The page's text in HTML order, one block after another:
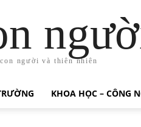
người và thiên nhiên
KHOA HỌC – CÔNG